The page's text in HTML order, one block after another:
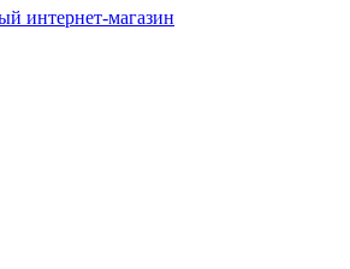
интернет-магазин